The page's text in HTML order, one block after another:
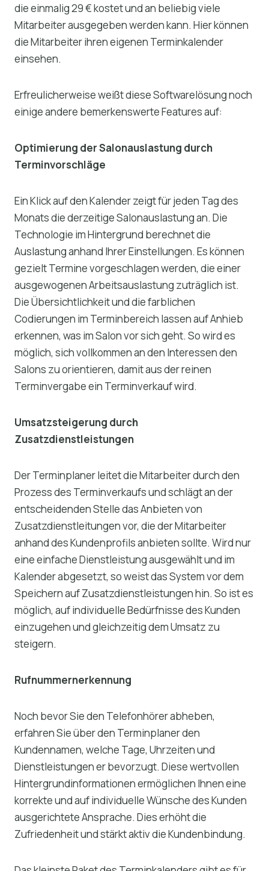
die einmalig 29 € kostet und an beliebig viele
Mitarbeiter ausgegeben werden kann. Hier können
die Mitarbeiter ihren eigenen Terminkalender
einsehen.
Erfreulicherweise weißt diese Softwarelösung noch
einige andere bemerkenswerte Features auf:
Optimierung der Salonauslastung durch
Terminvorschläge
Ein Klick auf den Kalender zeigt für jeden Tag des
Monats die derzeitige Salonauslastung an. Die
Technologie im Hintergrund berechnet die
Auslastung anhand Ihrer Einstellungen. Es können
gezielt Termine vorgeschlagen werden, die einer
ausgewogenen Arbeitsauslastung zuträglich ist.
Die Übersichtlichkeit und die farblichen
Codierungen im Terminbereich lassen auf Anhieb
erkennen, was im Salon vor sich geht. So wird es
möglich, sich vollkommen an den Interessen den
Salons zu orientieren, damit aus der reinen
Terminvergabe ein Terminverkauf wird.
Umsatzsteigerung durch
Zusatzdienstleistungen
Der Terminplaner leitet die Mitarbeiter durch den
Prozess des Terminverkaufs und schlägt an der
entscheidenden Stelle das Anbieten von
Zusatzdienstleitungen vor, die der Mitarbeiter
anhand des Kundenprofils anbieten sollte. Wird nur
eine einfache Dienstleistung ausgewählt und im
Kalender abgesetzt, so weist das System vor dem
Speichern auf Zusatzdienstleistungen hin. So ist es
möglich, auf individuelle Bedürfnisse des Kunden
einzugehen und gleichzeitig dem Umsatz zu
steigern.
Rufnummernerkennung
Noch bevor Sie den Telefonhörer abheben,
erfahren Sie über den Terminplaner den
Kundennamen, welche Tage, Uhrzeiten und
Dienstleistungen er bevorzugt. Diese wertvollen
Hintergrundinformationen ermöglichen Ihnen eine
korrekte und auf individuelle Wünsche des Kunden
ausgerichtete Ansprache. Dies erhöht die
Zufriedenheit und stärkt aktiv die Kundenbindung.